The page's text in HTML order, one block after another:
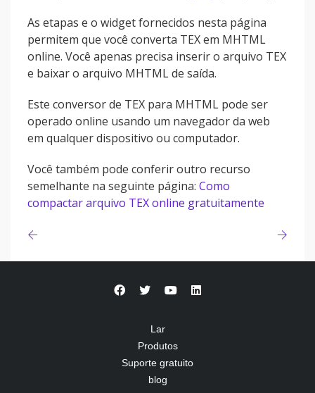
As etapas e o widget fornecidos nesta página
permitem que você converta TEX em MHTML
online. Você apenas precisa inserir o arquivo TEX
e baixar o arquivo MHTML de saída.
Este conversor de TEX para MHTML pode ser
operado online usando um navegador da web
em qualquer dispositivo ou computador.
Você também pode conferir outro recurso
semelhante na seguinte página: Como
compactar arquivo TEX online gratuitamente
Lar
Produtos
Suporte gratuito
blog